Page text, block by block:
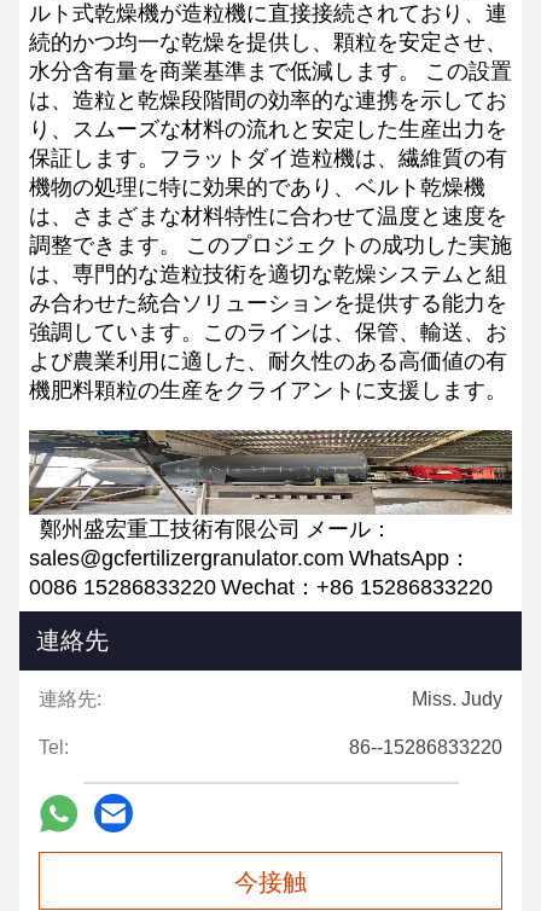
ルト式乾燥機が造粒機に直接接続されており、連
続的かつ均一な乾燥を提供し、顆粒を安定させ、
水分含有量を商業基準まで低減します。
この設置
は、造粒と乾燥段階間の効率的な連携を示してお
り、スムーズな材料の流れと安定した生産出力を
保証します。フラットダイ造粒機は、繊維質の有
機物の処理に特に効果的であり、ベルト乾燥機
は、さまざまな材料特性に合わせて温度と速度を
調整できます。
このプロジェクトの成功した実施
は、専門的な造粒技術を適切な乾燥システムと組
み合わせた統合ソリューションを提供する能力を
強調しています。このラインは、保管、輸送、お
よび農業利用に適した、耐久性のある高価値の有
機肥料顆粒の生産をクライアントに支援します。
鄭州盛宏重工技術有限公司 メール：
sales@gcfertilizergranulator.com WhatsApp：
0086 15286833220 Wechat：+86 15286833220
連絡先
連絡先: Miss. Judy
Tel: 86--15286833220
今接触